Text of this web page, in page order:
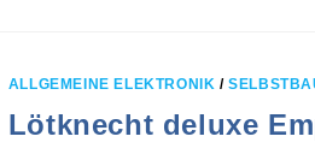
ALLGEMEINE ELEKTRONIK /
Lötknecht deluxe